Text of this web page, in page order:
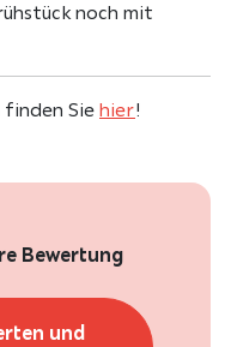
noch mit
finden Sie hier!
Bewertung
und